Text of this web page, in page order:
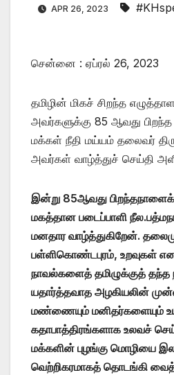
APR 26, 2023
சென்னை : ஏப்ரல் 26, 2023
தமிழின் மிகச் சிறந்த
அவர்களுக்கு 85 ஆவது பிறந்த
மக்கள் நீதி மய்யம் தலைவர்
அவர்கள் வாழ்த்துச் செய்தி
இன்று 85ஆவது
மகத்தான படைப்பாளி
மனதார வாழ்த்துகிறேன்.
பள்ளிகொண்டபுரம், உறவுகள் என
நாவல்களைத் தமிழுக்குத் தந்த
யதார்த்தவாத அழகியலின்
மண்ணையும் மனிதர்களையும்
கதாபாத்திரங்களாக உலவச்
மக்களின் புழங்கு மொழியை
வெற்றிகரமாகத் தொடங்கி